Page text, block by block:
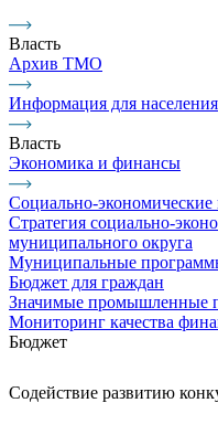
Власть
Архив ТМО
Информация для населения
Власть
Экономика и финансы
Социально-экономические
Стратегия социально-
муниципального округа
Муниципальные
Бюджет для граждан
Значимые промышленные
Мониторинг качества
Бюджет
Содействие развитию